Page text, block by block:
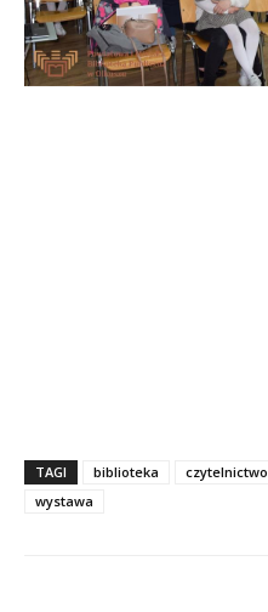
TAGI biblioteka czytelnictwo
wystawa